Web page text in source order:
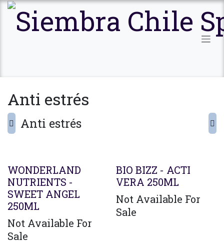
Ir al contenido
Anti estrés
Anti estrés
WONDERLAND
NUTRIENTS -
SWEET ANGEL
250ML
Not Available For
Sale
BIO BIZZ - ACTI
VERA 250ML
Not Available For
Sale